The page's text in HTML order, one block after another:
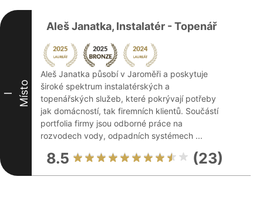
I Místo
Aleš Janatka, Instalatér - Topenář
Aleš Janatka působí v Jaroměři a poskytuje
široké spektrum instalatérských a
topenářských služeb, které pokrývají potřeby
jak domácností, tak firemních klientů. Součástí
portfolia firmy jsou odborné práce na
rozvodech vody, odpadních systémech ...
8.5 (23)